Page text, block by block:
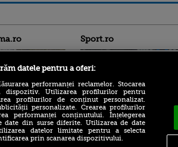
Waldau din
și
Sport.ro
Adrian Mihalcea a
confirmat noul transfer la
UTA după remiza cu Rapid!
Anunțul făcut despre starea
datele pentru a oferi:
performanței reclamelor. Stocarea
Utilizarea profilurilor pentru
profilurilor de conținut personalizat.
personalizate. Crearea profilurilor
performanței conținutului. Înțelegerea
din surse diferite. Utilizarea de date
datelor limitate pentru a selecta
prin scanarea dispozitivului.